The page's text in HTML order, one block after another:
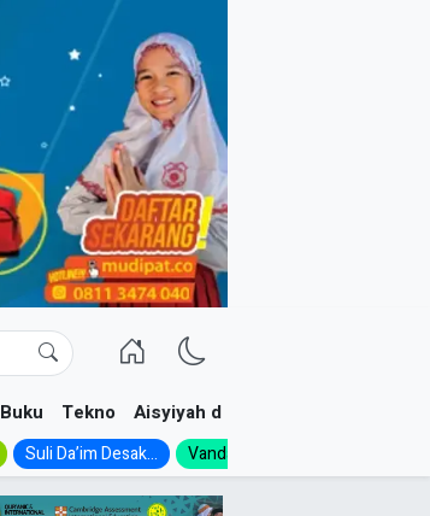
Buku Tekno Aisyiyah dan NA
Suli Da’im Desak... Vanda, Siswa SMK...